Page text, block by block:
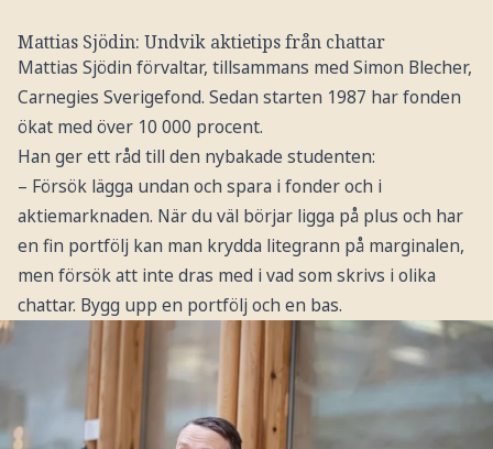
Mattias Sjödin: Undvik aktietips från chattar
Mattias Sjödin förvaltar, tillsammans med Simon Blecher,
Carnegies Sverigefond. Sedan starten 1987 har fonden
ökat med över 10 000 procent.
Han ger ett råd till den nybakade studenten:
– Försök lägga undan och spara i fonder och i
aktiemarknaden. När du väl börjar ligga på plus och har
en fin portfölj kan man krydda litegrann på marginalen,
men försök att inte dras med i vad som skrivs i olika
chattar. Bygg upp en portfölj och en bas.